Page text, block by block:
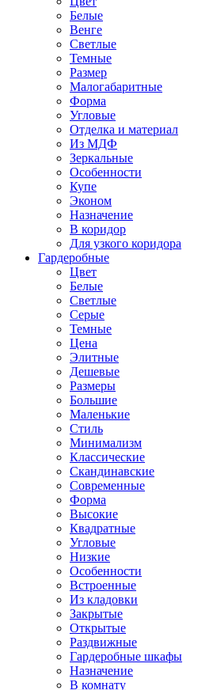
Белые
Венге
Светлые
Темные
Размер
Малогабаритные
Форма
Угловые
Отделка и материал
Из МДФ
Зеркальные
Особенности
Купе
Эконом
Назначение
В коридор
Для узкого коридора
Гардеробные
Цвет
Белые
Светлые
Серые
Темные
Цена
Элитные
Дешевые
Размеры
Большие
Маленькие
Стиль
Минимализм
Классические
Скандинавские
Современные
Форма
Высокие
Квадратные
Угловые
Низкие
Особенности
Встроенные
Из кладовки
Закрытые
Открытые
Раздвижные
Гардеробные шкафы
Назначение
В комнату